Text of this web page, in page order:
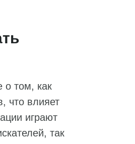
о том, как
что влияет
играют
так